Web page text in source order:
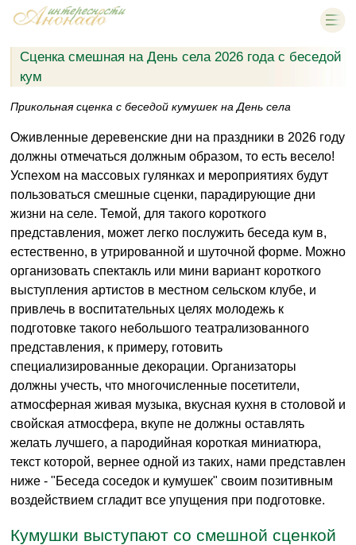
Сценка смешная на День села 2026 года с беседой
кум
Прикольная сценка с беседой кумушек на День села
Оживленные деревенские дни на праздники в 2026 году
должны отмечаться должным образом, то есть весело!
Успехом на массовых гулянках и мероприятиях будут
пользоваться смешные сценки, парадирующие дни
жизни на селе. Темой, для такого короткого
представления, может легко послужить беседа кум в,
естественно, в утрированной и шуточной форме. Можно
организовать спектакль или мини вариант короткого
выступления артистов в местном сельском клубе, и
привлечь в воспитательных целях молодежь к
подготовке такого небольшого театрализованного
представления, к примеру, готовить
специализированные декорации. Организаторы
должны учесть, что многочисленные посетители,
атмосферная живая музыка, вкусная кухня в столовой и
свойская атмосфера, вкупе не должны оставлять
желать лучшего, а пародийная короткая миниатюра,
текст которой, вернее одной из таких, нами представлен
ниже - "Беседа соседок и кумушек" своим позитивным
воздействием сгладит все упущения при подготовке.
Кумушки выступают со смешной сценкой